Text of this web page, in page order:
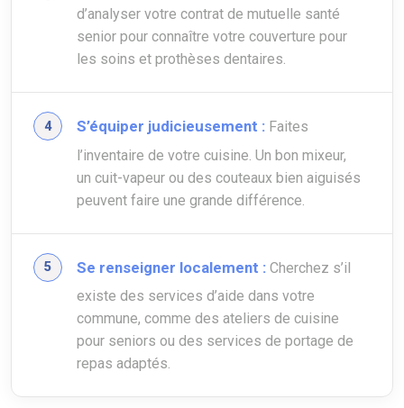
d’analyser votre contrat de mutuelle santé
senior pour connaître votre couverture pour
les soins et prothèses dentaires.
S’équiper judicieusement : Faites
l’inventaire de votre cuisine. Un bon mixeur,
un cuit-vapeur ou des couteaux bien aiguisés
peuvent faire une grande différence.
Se renseigner localement : Cherchez s’il
existe des services d’aide dans votre
commune, comme des ateliers de cuisine
pour seniors ou des services de portage de
repas adaptés.